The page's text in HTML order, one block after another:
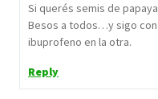
Si querés semis de
Besos a todos…y sigo
ibuprofeno en la otra.
Reply